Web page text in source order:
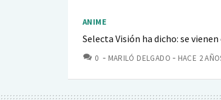
ANIME
Selecta Visión ha dicho: se
0 COMENTARIOS
MARILÓ DELGADO HACE 2